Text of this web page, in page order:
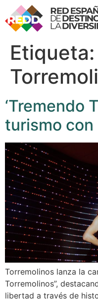
Etiqueta:
‘Tremendo
turismo
Torremolinos lanza la
Torremolinos”,
libertad a través de